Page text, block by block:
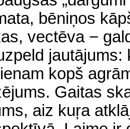
bēniņos
vectēva −
kopš
Gaitas
aiz kuŗa